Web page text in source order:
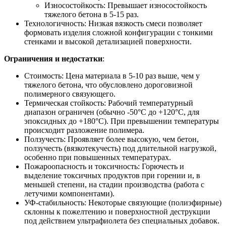
Износостойкость: Превышает износостойкость
тяжелого бетона в 5-15 раз.
Технологичность: Низкая вязкость смеси позволяет
формовать изделия сложной конфигурации с тонкими
стенками и высокой детализацией поверхности.
Ограничения и недостатки:
Стоимость: Цена материала в 5-10 раз выше, чем у
тяжелого бетона, что обусловлено дороговизной
полимерного связующего.
Термическая стойкость: Рабочий температурный
диапазон ограничен (обычно -50°C до +120°C, для
эпоксидных до +180°C). При превышении температуры
происходит разложение полимера.
Ползучесть: Проявляет более высокую, чем бетон,
ползучесть (вязкотекучесть) под длительной нагрузкой,
особенно при повышенных температурах.
Пожароопасность и токсичность: Горючесть и
выделение токсичных продуктов при горении и, в
меньшей степени, на стадии производства (работа с
летучими компонентами).
УФ-стабильность: Некоторые связующие (полиэфирные)
склонны к пожелтению и поверхностной деструкции
под действием ультрафиолета без специальных добавок.